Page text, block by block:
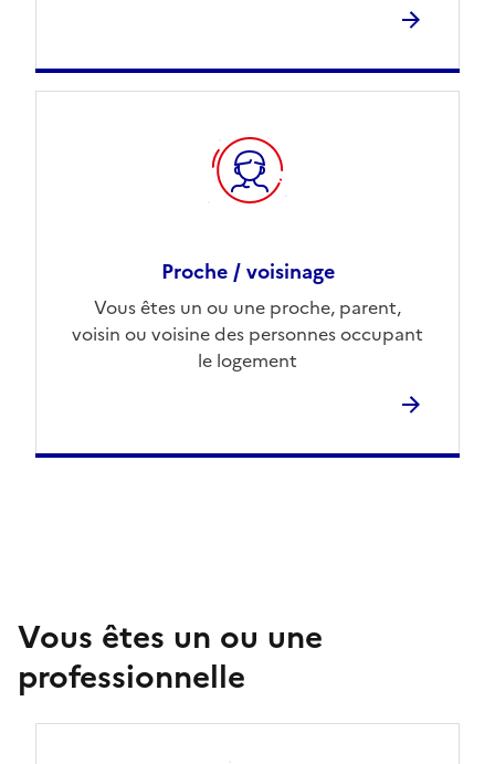
Proche / voisinage
Vous êtes un ou une proche, parent,
voisin ou voisine des personnes occupant
le logement
Vous êtes un ou une
professionnelle